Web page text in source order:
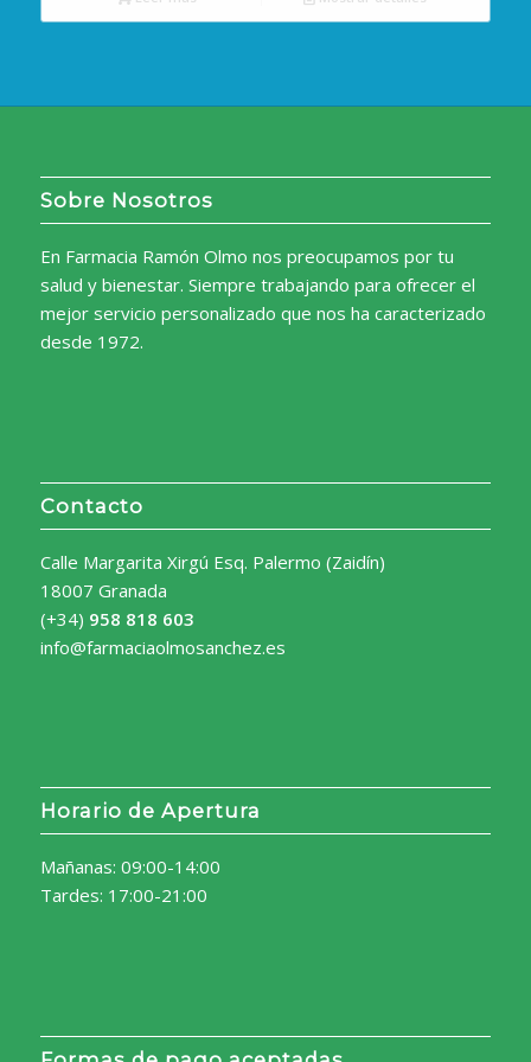
15,66€.
14,42€.
Sobre Nosotros
En Farmacia Ramón Olmo nos preocupamos por tu
salud y bienestar. Siempre trabajando para ofrecer el
mejor servicio personalizado que nos ha caracterizado
desde 1972.
Contacto
Calle Margarita Xirgú Esq. Palermo (Zaidín)
18007 Granada
(+34) 958 818 603
info@farmaciaolmosanchez.es
Horario de Apertura
Mañanas: 09:00-14:00
Tardes: 17:00-21:00